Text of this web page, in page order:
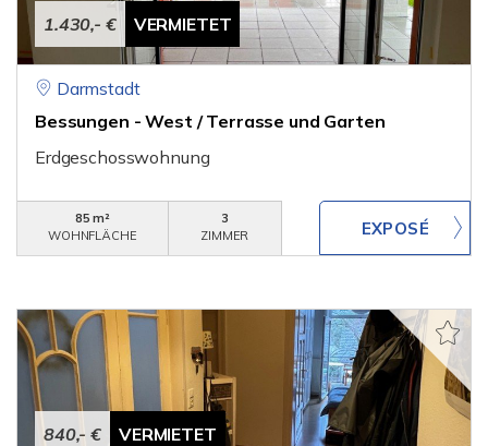
1.430,- € VERMIETET
Darmstadt
Bessungen - West / Terrasse und Garten
Erdgeschosswohnung
85 m²
WOHNFLÄCHE
3
ZIMMER
840,- € VERMIETET